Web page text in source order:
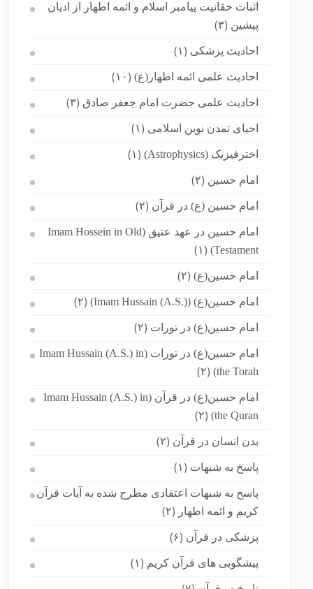
اثبات حقانیت پیامبر اسلام و ائمه اطهار از ادیان
پیشین (۳)
احادیث پزشکی (۱)
احادیث علمی ائمه اطهار(ع) (۱۰)
احادیث علمی حضرت امام جعفر صادق (۳)
احیای تمدن نوین اسلامی (۱)
اخترفیزیک (Astrophysics) (۱)
امام حسین (۲)
امام حسین (ع) در قرآن (۲)
امام حسین در عهد عتیق (Imam Hossein in Old
Testament)
(۱)
امام حسین(ع) (۲)
امام حسین(ع) (Imam Hussain (A.S.)) (۲)
امام حسین(ع) در تورات (۲)
امام حسین(ع) در تورات (Imam Hussain (A.S.) in
the Torah)
(۲)
امام حسین(ع) در قرآن (Imam Hussain (A.S.) in
the Quran)
(۲)
بدن انسان در قرآن (۲)
پاسخ به شبهات (۱)
پاسخ به شبهات اعتقادی مطرح شده به آیات قرآن
کریم و ائمه اطهار
(۲)
پزشکی در قرآن (۶)
پیشگویی های قرآن کریم (۱)